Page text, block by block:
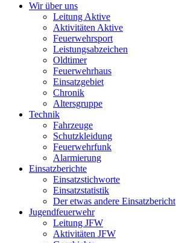
Wir über uns
Leitung Aktive
Aktivitäten Aktive
Feuerwehrsport
Leistungsabzeichen
Oldtimer
Feuerwehrhaus
Einsatzgebiet
Chronik
Altersgruppe
Technik
Fahrzeuge
Schutzkleidung
Feuerwehrfunk
Alarmierung
Einsatzberichte
Einsatzstichworte
Einsatzstatistik
Der etwas andere Einsatzbericht
Jugendfeuerwehr
Leitung JFW
Aktivitäten JFW